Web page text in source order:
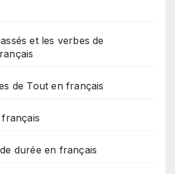
et les verbes de
de Tout en français
français
durée en français